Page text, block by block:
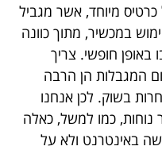
מיוחד, אשר מגביל
במכשיר, מתוך כוונה
חופשי. צריך
המגבלות הן הרבה
בשוק. לכן אנחנו
נוחות, כמו למשל, כאלה
באינטרנט ולא על